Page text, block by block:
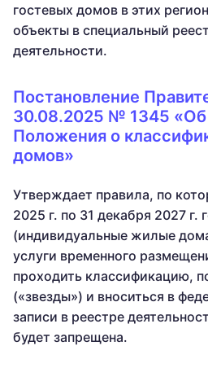
гостевых домов в этих
объекты в специальный
деятельности.
Постановление
30.08.2025 № 1345
Положения о
домов»
Утверждает правила, по
2025 г. по 31 декабря 2027 г.
(индивидуальные жилые
услуги временного
проходить классификацию,
(«звезды») и вноситься в
записи в реестре
будет запрещена.